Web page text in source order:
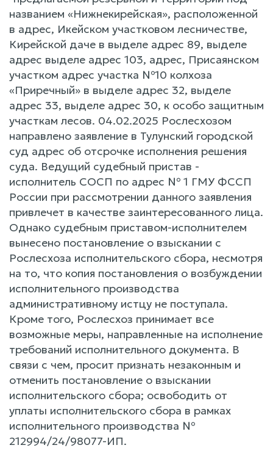
названием «Нижнекирейская», расположенной
в адрес, Икейском участковом лесничестве,
Кирейской даче в выделе адрес 89, выделе
адрес выделе адрес 103, адрес, Присаянском
участком адрес участка №10 колхоза
«Приречный» в выделе адрес 32, выделе
адрес 33, выделе адрес 30, к особо защитным
участкам лесов. 04.02.2025 Рослесхозом
направлено заявление в Тулунский городской
суд адрес об отсрочке исполнения решения
суда. Ведущий судебный пристав -
исполнитель СОСП по адрес № 1 ГМУ ФССП
России при рассмотрении данного заявления
привлечет в качестве заинтересованного лица.
Однако судебным приставом-исполнителем
вынесено постановление о взыскании с
Рослесхоза исполнительского сбора, несмотря
на то, что копия постановления о возбуждении
исполнительного производства
административному истцу не поступала.
Кроме того, Рослесхоз принимает все
возможные меры, направленные на исполнение
требований исполнительного документа. В
связи с чем, просит признать незаконным и
отменить постановление о взыскании
исполнительского сбора; освободить от
уплаты исполнительского сбора в рамках
исполнительного производства №
212994/24/98077-ИП.